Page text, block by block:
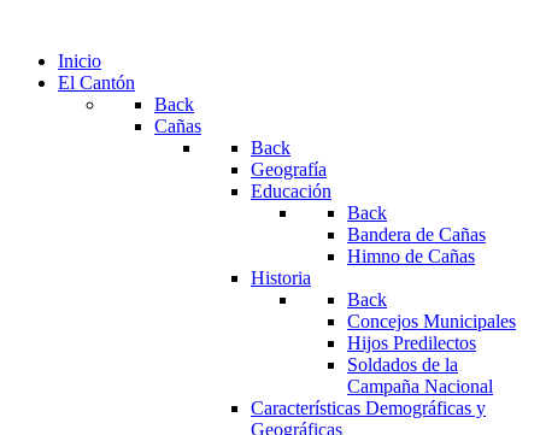
Inicio
El Cantón
Back
Cañas
Back
Geografía
Educación
Back
Bandera de Cañas
Himno de Cañas
Historia
Back
Concejos Municipales
Hijos Predilectos
Soldados de la
Campaña Nacional
Características Demográficas y
Geográficas